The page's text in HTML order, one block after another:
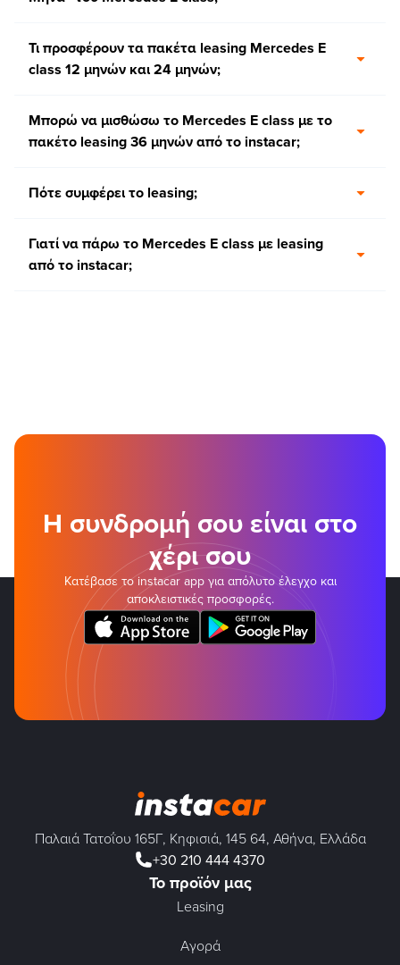
Τι προσφέρουν τα πακέτα leasing Mercedes E
class 12 μηνών και 24 μηνών;
Μπορώ να μισθώσω το Mercedes E class με το
πακέτο leasing 36 μηνών από το instacar;
Πότε συμφέρει το leasing;
Γιατί να πάρω το Mercedes E class με leasing
από το instacar;
Η συνδρομή σου είναι στο
χέρι σου
Κατέβασε το instacar app για απόλυτο έλεγχο και
αποκλειστικές προσφορές.
Παλαιά Τατοΐου 165Γ, Κηφισιά, 145 64, Αθήνα, Ελλάδα
+30 210 444 4370
Το προϊόν μας
Leasing
Αγορά